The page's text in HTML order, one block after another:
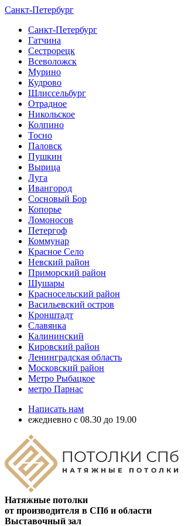
Санкт-Петербург
Санкт-Петербург
Гатчина
Сестрорецк
Всеволожск
Мурино
Кудрово
Шлиссельбург
Отрадное
Никольское
Колпино
Тосно
Паловск
Пушкин
Вырица
Луга
Ивангород
Сосновый Бор
Копорье
Ломоносов
Петергоф
Коммунар
Красное Село
Невский район
Приморский район
Шушары
Красносельский район
Васильевский остров
Кронштадт
Славянка
Калининский
Кировский район
Ленинградская область
Московский район
Метро Рыбацкое
метро Парнас
Написать нам
ежедневно с 08.30 до 19.00
Натяжные потолки
от производителя в СПб и области
Выставочный зал